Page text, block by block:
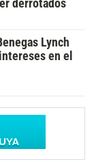
derrotados
Lynch
en el